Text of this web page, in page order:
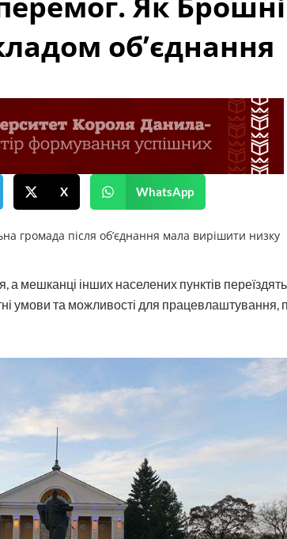
об’єднання
X WhatsApp
громада після об’єднання мала вирішити низку
мешканці інших населених пунктів
умови та можливості для працевлаштування,